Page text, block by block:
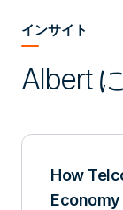
インサイト
Albert
How
Economy